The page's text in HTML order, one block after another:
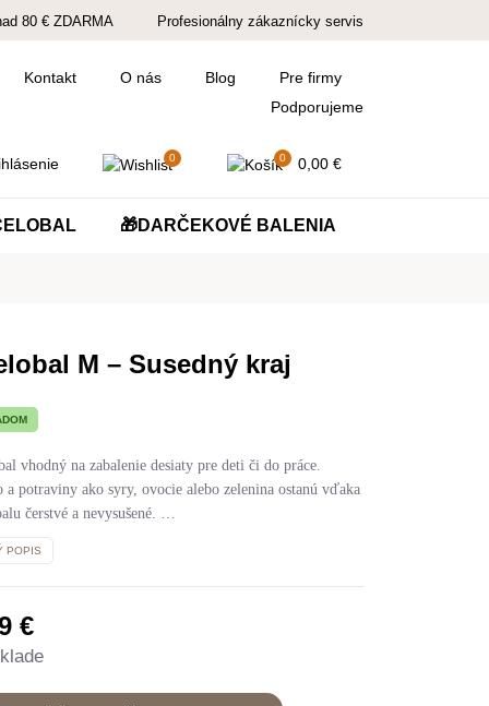
80 € ZDARMA Profesionálny zákaznícky servis
Kontakt O nás Blog
Pre firmy
Podporujeme
0 0 0,00 €
🎁DARČEKOVÉ BALENIA
M – Susedný kraj
vhodný na zabalenie desiaty pre deti či do práce.
a potraviny ako syry, ovocie alebo zelenina ostanú vďaka
čerstvé a nevysušené. …
POPIS
€